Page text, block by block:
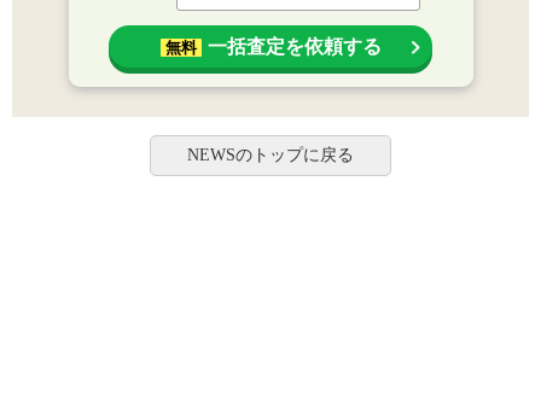
無料 一括査定を依頼する
NEWSのトップに戻る